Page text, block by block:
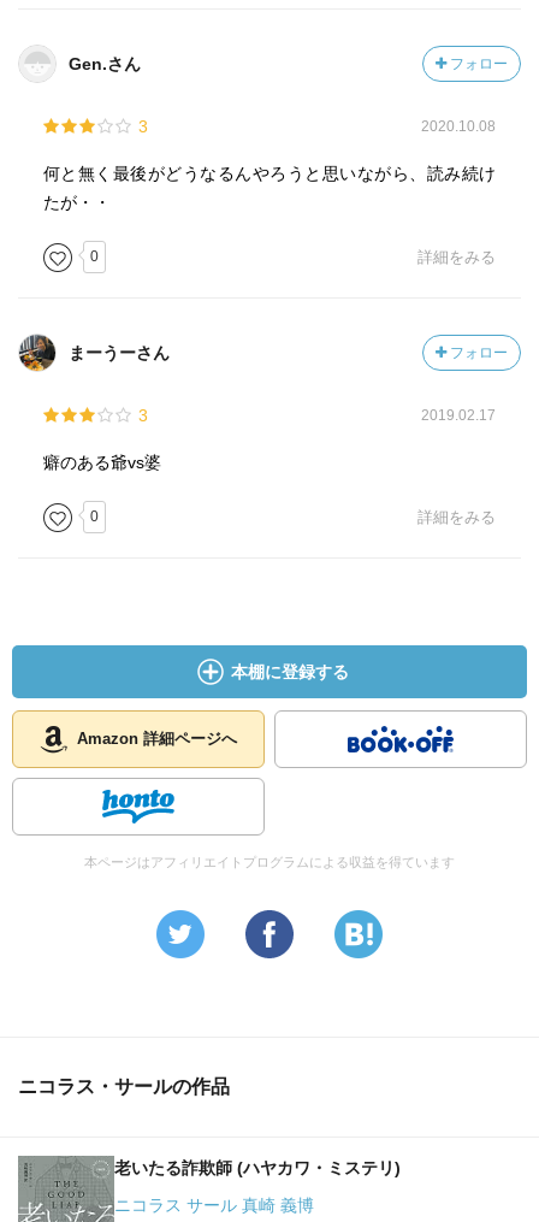
■第十四章 一九三八年十二月 はるか遠い国
■第十五章 契約完了
■第十七章 計画変更
■第十八章 悪化
インターネットを通じて知り合った老紳士の「ロイ」と未
亡人の「ベティ」… お互い高齢の彼らは親睦を深め、共
だがそれは「ロイ」による策略だった… 彼はこれまで
である。
産を奪い取ろうと着々と計画を進めていくが… 冷酷な犯
罪と並行して明らかになっていく「ロイ」自身の秘められ
「ベティ」は夫をなくした資産家、かたや「ロイ」は老い
た身でありながら結婚詐欺のベテラン… この勝負、プロ
の完勝で終わるのかと思いきや、、、
派手さはないのですが、騙し騙され… という展開が愉し
める作品でしたね。
現在の物語と交互に綴られる二人の過去の物語… 老紳士
「ロイ」と未亡人「ベティ」の物語は、1938年・ナチス時
「ロイ」が封印したはずのベルリンでの罪が浮かび上がる
意外だったのは「ベティ」の優しさかな… 自分なら、も
Gen.さん フォロー
3 2020.10.08
何と無く最後がどうなるんやろうと思いながら、読み続け
たが・・
0 詳細をみる
まーうーさん フォロー
3 2019.02.17
癖のある爺vs婆
0 詳細をみる
本棚に登録する
Amazon 詳細ページへ
本ページはアフィリエイトプログラムによる収益を得ています
ニコラス・サールの作品
老いたる詐欺師 (ハヤカワ・ミステリ)
ニコラス サール 真崎 義博